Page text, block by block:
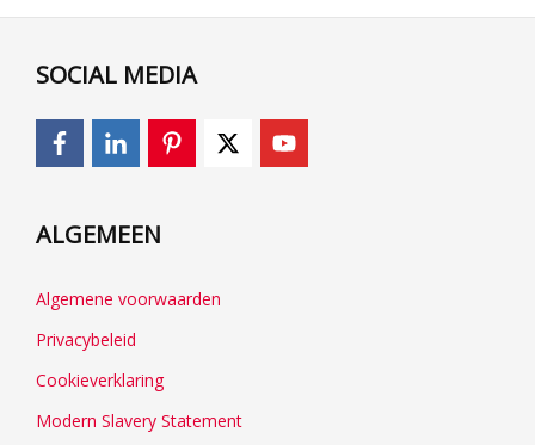
SOCIAL MEDIA
ALGEMEEN
Algemene voorwaarden
Privacybeleid
Cookieverklaring
Modern Slavery Statement